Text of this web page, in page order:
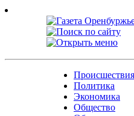
Skip
Происшествия
Политика
Экономика
Общество